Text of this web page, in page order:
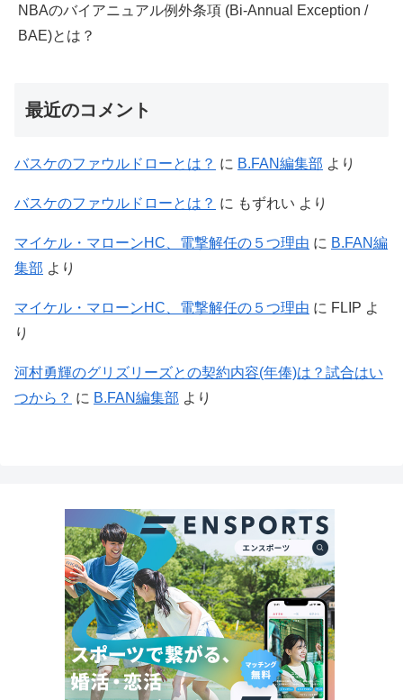
NBAのバイアニュアル例外条項 (Bi-Annual Exception /
BAE)とは？
最近のコメント
バスケのファウルドローとは？ に B.FAN編集部 より
バスケのファウルドローとは？ に もずれい より
マイケル・マローンHC、電撃解任の５つ理由 に B.FAN編
集部 より
マイケル・マローンHC、電撃解任の５つ理由 に FLIP よ
り
河村勇輝のグリズリーズとの契約内容(年俸)は？試合はい
つから？ に B.FAN編集部 より